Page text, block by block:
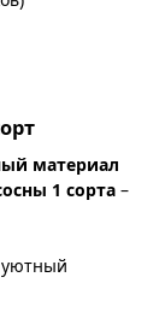
материал
1 сорта –
уютный